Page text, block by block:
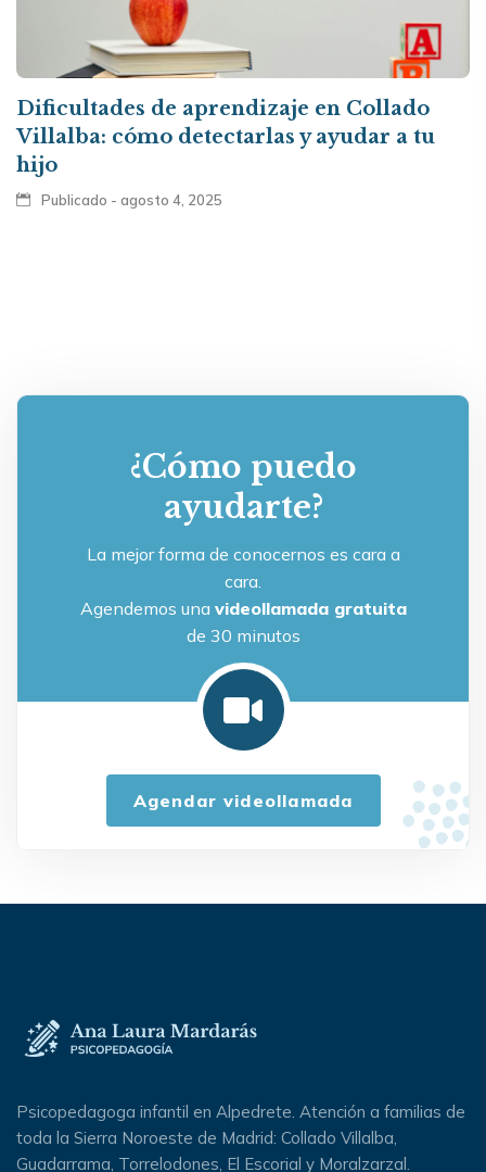
Dificultades de aprendizaje en Collado
Villalba: cómo detectarlas y ayudar a tu
hijo
Publicado - agosto 4, 2025
¿Cómo puedo
ayudarte?
La mejor forma de conocernos es cara a
cara.
Agendemos una videollamada gratuita
de 30 minutos
Agendar videollamada
Psicopedagoga infantil en Alpedrete. Atención a familias de
toda la Sierra Noroeste de Madrid: Collado Villalba,
Guadarrama, Torrelodones, El Escorial y Moralzarzal.